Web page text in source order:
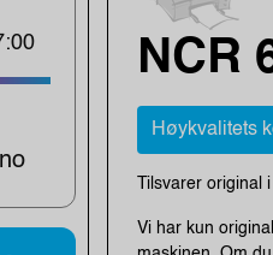
NCR
Høykvalitets
Tilsvarer original
Vi har kun